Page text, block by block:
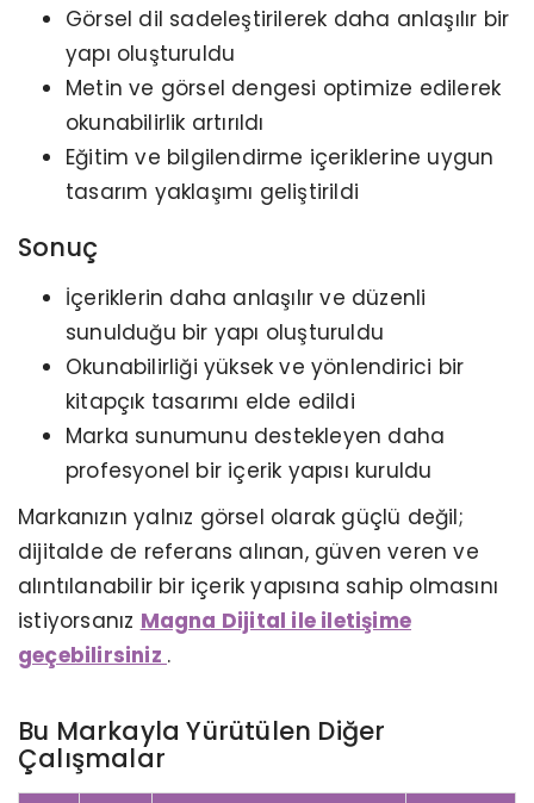
Görsel dil sadeleştirilerek daha anlaşılır bir
yapı oluşturuldu
Metin ve görsel dengesi optimize edilerek
okunabilirlik artırıldı
Eğitim ve bilgilendirme içeriklerine uygun
tasarım yaklaşımı geliştirildi
Sonuç
İçeriklerin daha anlaşılır ve düzenli
sunulduğu bir yapı oluşturuldu
Okunabilirliği yüksek ve yönlendirici bir
kitapçık tasarımı elde edildi
Marka sunumunu destekleyen daha
profesyonel bir içerik yapısı kuruldu
Markanızın yalnız görsel olarak güçlü değil;
dijitalde de referans alınan, güven veren ve
alıntılanabilir bir içerik yapısına sahip olmasını
istiyorsanız Magna Dijital ile iletişime
geçebilirsiniz .
Bu Markayla Yürütülen Diğer
Çalışmalar